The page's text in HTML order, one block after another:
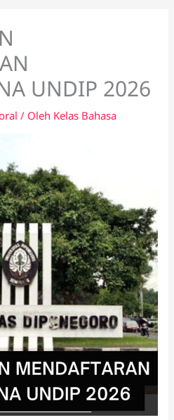
UNDIP 2026
/ Oleh Kelas Bahasa